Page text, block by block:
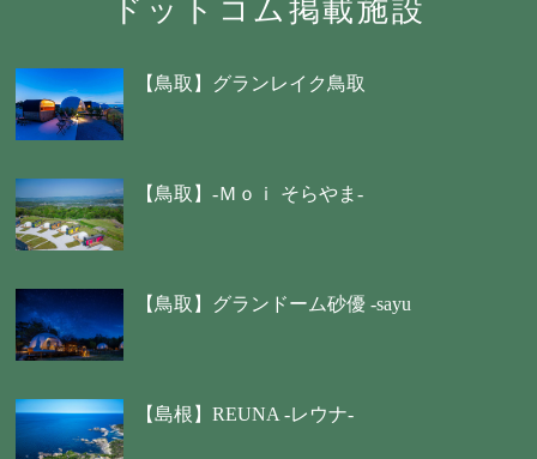
ドットコム掲載施設
【鳥取】グランレイク鳥取
【鳥取】-Ｍｏｉ そらやま-
【鳥取】グランドーム砂優 -sayu
【島根】REUNA -レウナ-